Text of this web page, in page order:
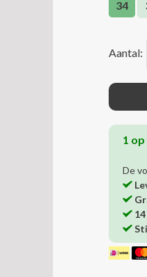
34
Aantal:
1
De